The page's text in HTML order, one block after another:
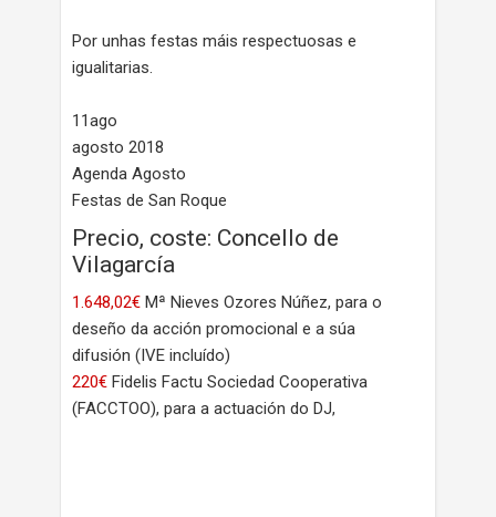
Por unhas festas máis respectuosas e
igualitarias.
11ago
agosto 2018
Agenda Agosto
Festas de San Roque
Precio, coste: Concello de
Vilagarcía
1.648,02€ Mª Nieves Ozores Núñez, para o
deseño da acción promocional e a súa
difusión (IVE incluído)
220€ Fidelis Factu Sociedad Cooperativa
(FACCTOO), para a actuación do DJ,